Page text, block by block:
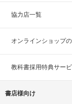
協力店一覧
オンラインショップの
教科書採用特典サー
書店様向け